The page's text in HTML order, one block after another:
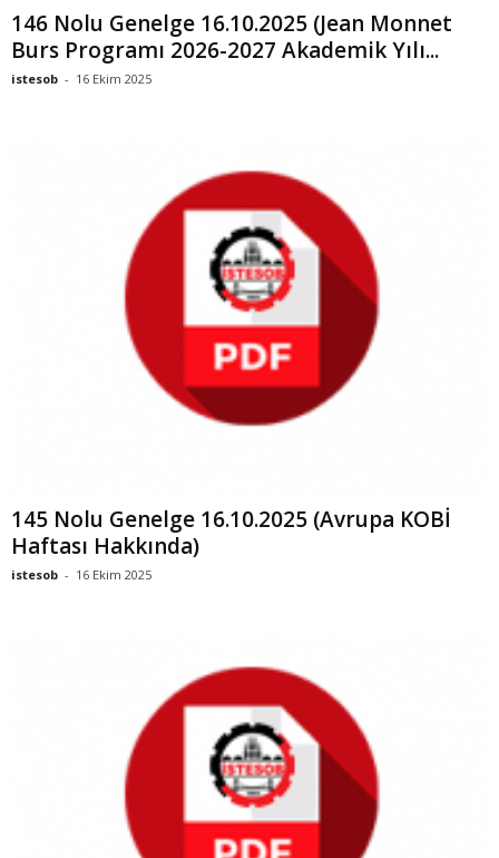
146 Nolu Genelge 16.10.2025 (Jean Monnet
Burs Programı 2026-2027 Akademik Yılı...
istesob - 16 Ekim 2025
145 Nolu Genelge 16.10.2025 (Avrupa KOBİ
Haftası Hakkında)
istesob - 16 Ekim 2025